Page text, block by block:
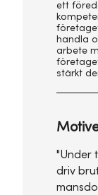
ett
handla
arbete
stärkt
"Under
driv